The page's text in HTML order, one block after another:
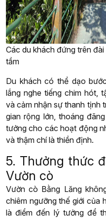
Các du khách đứng trên
tầm
Du khách có thể dạo
lắng nghe tiếng chim hót,
và cảm nhận sự thanh tịnh
gian rộng lớn, thoáng
tưởng cho các hoạt động
và thậm chí là thiền định.
5. Thưởng thức
Vườn cò
Vườn cò Bằng Lăng
chiêm ngưỡng thế giới của
là điểm đến lý tưởng để